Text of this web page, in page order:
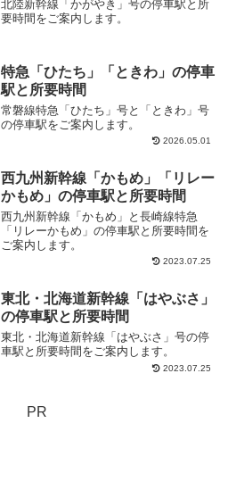
北陸新幹線「かがやき」号の停車駅と所
要時間をご案内します。
特急「ひたち」「ときわ」の停車
駅と所要時間
常磐線特急「ひたち」号と「ときわ」号
の停車駅をご案内します。
2026.05.01
西九州新幹線「かもめ」「リレー
かもめ」の停車駅と所要時間
西九州新幹線「かもめ」と長崎線特急
「リレーかもめ」の停車駅と所要時間を
ご案内します。
2023.07.25
東北・北海道新幹線「はやぶさ」
の停車駅と所要時間
東北・北海道新幹線「はやぶさ」号の停
車駅と所要時間をご案内します。
2023.07.25
PR